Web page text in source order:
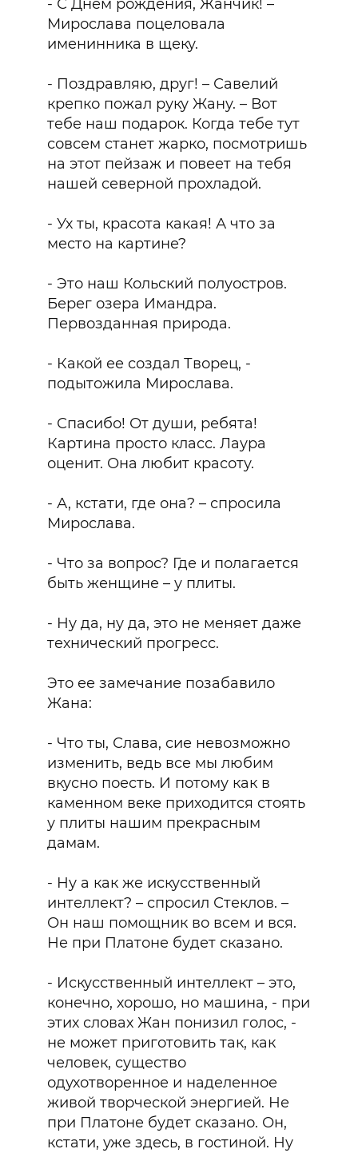
- С Днем рождения, Жанчик! –
Мирослава поцеловала
именинника в щеку.
- Поздравляю, друг! – Савелий
крепко пожал руку Жану. – Вот
тебе наш подарок. Когда тебе тут
совсем станет жарко, посмотришь
на этот пейзаж и повеет на тебя
нашей северной прохладой.
- Ух ты, красота какая! А что за
место на картине?
- Это наш Кольский полуостров.
Берег озера Имандра.
Первозданная природа.
- Какой ее создал Творец, -
подытожила Мирослава.
- Спасибо! От души, ребята!
Картина просто класс. Лаура
оценит. Она любит красоту.
- А, кстати, где она? – спросила
Мирослава.
- Что за вопрос? Где и полагается
быть женщине – у плиты.
- Ну да, ну да, это не меняет даже
технический прогресс.
Это ее замечание позабавило
Жана:
- Что ты, Слава, сие невозможно
изменить, ведь все мы любим
вкусно поесть. И потому как в
каменном веке приходится стоять
у плиты нашим прекрасным
дамам.
- Ну а как же искусственный
интеллект? – спросил Стеклов. –
Он наш помощник во всем и вся.
Не при Платоне будет сказано.
- Искусственный интеллект – это,
конечно, хорошо, но машина, - при
этих словах Жан понизил голос, -
не может приготовить так, как
человек, существо
одухотворенное и наделенное
живой творческой энергией. Не
при Платоне будет сказано. Он,
кстати, уже здесь, в гостиной. Ну